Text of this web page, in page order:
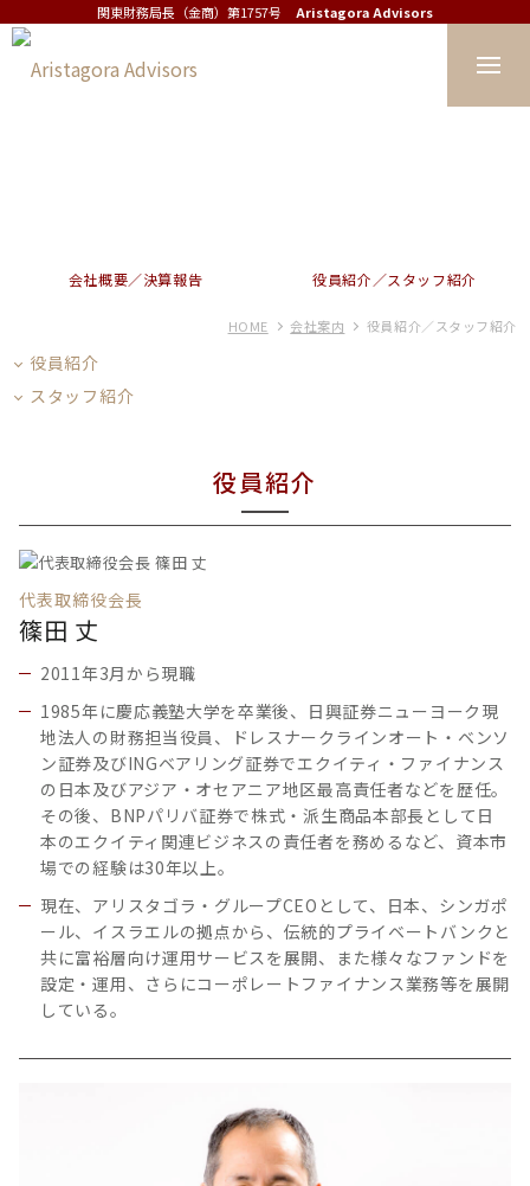
関東財務局長（金商）第1757号 Aristagora Advisors
会社概要／決算報告 役員紹介／スタッフ紹介
HOME 会社案内 役員紹介／スタッフ紹介
役員紹介
スタッフ紹介
役員紹介
代表取締役会長
篠田 丈
2011年3月から現職
1985年に慶応義塾大学を卒業後、日興証券ニューヨーク現
地法人の財務担当役員、ドレスナークラインオート・ベンソ
ン証券及びINGベアリング証券でエクイティ・ファイナンス
の日本及びアジア・オセアニア地区最高責任者などを歴任。
その後、BNPパリバ証券で株式・派生商品本部長として日
本のエクイティ関連ビジネスの責任者を務めるなど、資本市
場での経験は30年以上。
現在、アリスタゴラ・グループCEOとして、日本、シンガポ
ール、イスラエルの拠点から、伝統的プライベートバンクと
共に富裕層向け運用サービスを展開、また様々なファンドを
設定・運用、さらにコーポレートファイナンス業務等を展開
している。